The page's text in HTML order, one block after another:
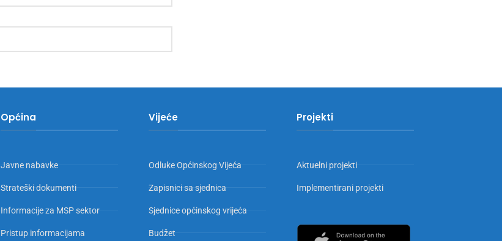
Općina
Javne nabavke
Strateški dokumenti
Informacije za MSP sektor
Pristup informacijama
Vijeće
Odluke Općinskog Vijeća
Zapisnici sa sjednica
Sjednice općinskog vrijeća
Budžet
Projekti
Aktuelni projekti
Implementirani projekti